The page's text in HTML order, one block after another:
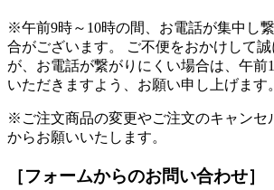
※午前9時～10時の間、お電話が集中し
合がございます。 ご不便をおかけして
が、お電話が繋がりにくい場合は、午前
いただきますよう、お願い申し上げます。
※ご注文商品の変更やご注文のキャンセ
からお願いいたします。
［フォームからのお問い合わせ］